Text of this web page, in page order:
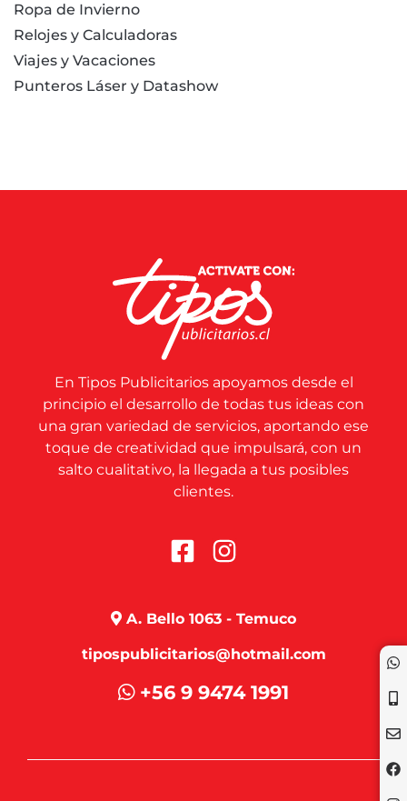
Ropa de Invierno
Relojes y Calculadoras
Viajes y Vacaciones
Punteros Láser y Datashow
En Tipos Publicitarios apoyamos desde el
principio el desarrollo de todas tus ideas con
una gran variedad de servicios, aportando ese
toque de creatividad que impulsará, con un
salto cualitativo, la llegada a tus posibles
clientes.
A. Bello 1063 - Temuco
tipospublicitarios@hotmail.com
+56 9 9474 1991